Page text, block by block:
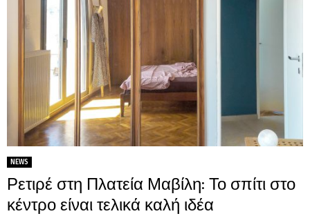
NEWS
Ρετιρέ στη Πλατεία Μαβίλη: Το σπίτι στο
κέντρο είναι τελικά καλή ιδέα